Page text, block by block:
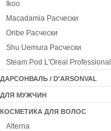
Ikoo
Macadamia Расчески
Oribe Расчески
Shu Uemura Расчески
Steam Pod L'Oreal Professional
ДАРСОНВАЛЬ / D'ARSONVAL
ДЛЯ МУЖЧИН
КОСМЕТИКА ДЛЯ ВОЛОС
Alterna